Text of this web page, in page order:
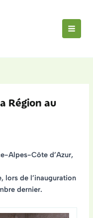
Région au
Alpes-Côte d’Azur,
lors de l’inauguration
dernier.